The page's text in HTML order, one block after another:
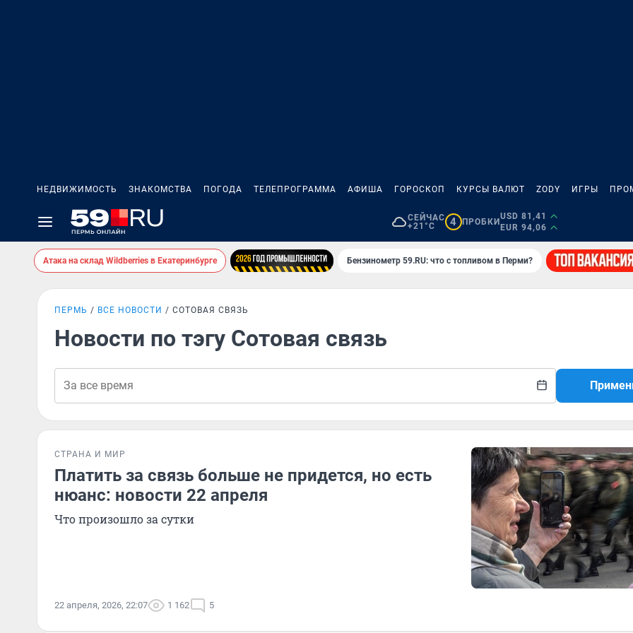
НЕДВИЖИМОСТЬ ЗНАКОМСТВА ПОГОДА ТЕЛЕПРОГРАММА АФИША ГОРОСКОП КУРСЫ ВАЛЮТ ZODY ИГРЫ
СЕЙЧАС
+21°C
4 ПРОБКИ
USD 81,41
EUR 94,06
Атака на склад Wildberries в Екатеринбурге Бензинометр 59.RU: что с топливом в Перми?
ПЕРМЬ ВСЕ НОВОСТИ СОТОВАЯ СВЯЗЬ
Новости по тэгу Сотовая связь
СТРАНА И МИР
Платить за связь больше не придется, но есть
нюанс: новости 22 апреля
Что произошло за сутки
22 апреля, 2026, 22:07 1 162 5